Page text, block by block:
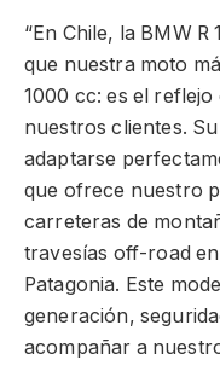
“En Chile, la BMW
que nuestra moto
1000 cc: es el
nuestros clientes.
adaptarse
que ofrece nuestro
carreteras de
travesías off-road
Patagonia. Este
generación,
acompañar a